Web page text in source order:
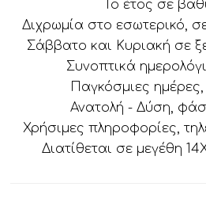
Το έτος σε
Διχρωμία στο εσωτερικό,
Σάββατο και Κυριακή σε
Συνοπτικά
Παγκόσμιες
Ανατολή - Δύση,
Χρήσιμες πληροφορίες,
Διατίθεται σε μεγέθη